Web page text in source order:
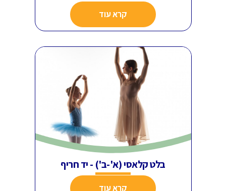
קרא עוד
בלט קלאסי (א'-ב') - יד חריף
קרא עוד